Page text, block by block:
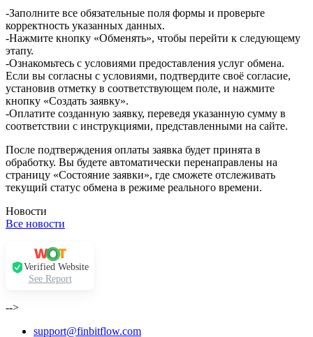
-Заполните все обязательные поля формы и проверьте
корректность указанных данных.
-Нажмите кнопку «Обменять», чтобы перейти к следующему
этапу.
-Ознакомьтесь с условиями предоставления услуг обмена.
Если вы согласны с условиями, подтвердите своё согласие,
установив отметку в соответствующем поле, и нажмите
кнопку «Создать заявку».
-Оплатите созданную заявку, переведя указанную сумму в
соответствии с инструкциями, представленными на сайте.
После подтверждения оплаты заявка будет принята в
обработку. Вы будете автоматически перенаправлены на
страницу «Состояние заявки», где сможете отслеживать
текущий статус обмена в режиме реального времени.
Новости
Все новости
Verified Website
See Report
-->
support@finbitflow.com